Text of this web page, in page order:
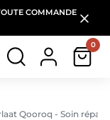
COMMANDE
0
Qooroq - Soin